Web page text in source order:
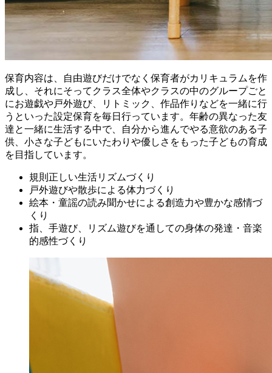
保育内容は、自由遊びだけでなく保育者がカリキュラムを作
成し、それにそってクラス全体やクラスの中のグループごと
にお遊戯や戸外遊び、リトミック、作品作りなどを一緒に行
うといった設定保育を毎日行っています。年齢の異なった友
達と一緒に生活する中で、自分から進んでやる意欲のある子
供、小さな子どもにいたわりや優しさをもった子どもの育成
を目指しています。
規則正しい生活リズムづくり
戸外遊びや散歩による体力づくり
絵本・童謡の読み聞かせによる創造力や豊かな感情づ
くり
指、手遊び、リズム遊びを通しての身体の発達・音楽
的感性づくり